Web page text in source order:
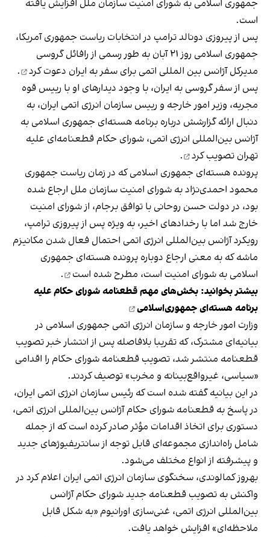
جمهوری اسلامی به شورای امنیت سازمان ملل افزایش یافته
است.
پس از پیروزی دونالد ترامپ در انتخابات ریاست جمهوری آمریکا،
جمهوری اسلامی روز ۲۱ آبان به طور رسمی از رافائل گروسی
مدیرکل آژانس بین المللی اتمی برای سفر به ایران دعوت کرد
.
پس از سفر گروسی به ایران، با وجود دیدارهای او با رییس قوه
مجریه، وزیر امور خارجه و رییس سازمان انرژی اتمی ایران، به
دنبال ارائه گزارشش درباره برنامه هسته‌ای جمهوری اسلامی به
آژانس بین‌المللی انرژی اتمی، شورای حکام قطعنامه‌ای علیه
تهران تصویب کرد
.
پرونده هسته‌ای جمهوری اسلامی که در زمان ریاست جمهوری
محمود احمدی‌نژاد به شورای امنیت سازمان ملل ارجاع شده
بود، در دولت حسن روحانی با توافق برجام، از شورای امنیت
خارج شد اما با رخدادهای اخیر، به ویژه پس از پیروزی ترامپ،
رویکرد آژانس بین‌المللی انرژی اتمی احتمال فعال شدن مکانیزم
ماشه که به معنی ارجاع دوباره پرونده هسته‌ای جمهوری
اسلامی به شورای امنیت است، مطرح شده است
.
بیشتر بخوانید: بخش‌های مهم قطعنامه شورای حکام علیه
برنامه هسته‌ای جمهوری‌اسلامی
وزارت امور خارجه و سازمان انرژی اتمی جمهوری اسلامی در
بیانیه‌ای مشترک، که تقریبا بلافاصله پس از انتشار خبر تصویب
قطعنامه منتشر شد، تصویب قطعنامه شورای حکام را اقدامی
«سیاسی، غیرواقع‌بینانه و مخرب» توصیف کردند.
در این بیانیه گفته شده است که رئیس سازمان انرژی اتمی ایران،
در پاسخ به قطعنامه شورای حکام آژانس بین‌المللی انرژی اتمی،
دستوری برای اتخاذ اقدامات مؤثر صادر کرده است که از جمله
شامل راه‌اندازی مجموعه‌ای قابل توجه از سانتریفیوژهای جدید
و پیشرفته از انواع مختلف می‌‌شود.
بهروز کمالوندی، سخنگوی سازمان انرژی اتمی ایران اعلام کرد در
واکنش به تصویب قطعنامه جدید شورای حکام آژانس
بین‌المللی انرژی اتمی، غنی‌سازی اورانیوم «به شکل قابل
ملاحظه‌ای» افزایش خواهد یافت.